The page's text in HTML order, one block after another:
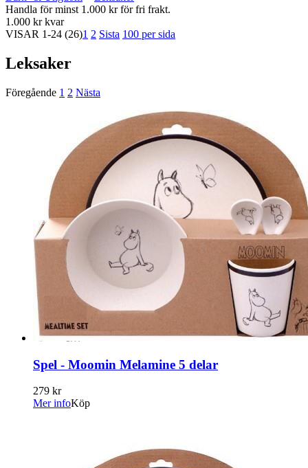
Handla för minst 1.000 kr för fri frakt.
1.000 kr kvar
VISAR 1-24 (26)1 2 Sista 100 per sida
Leksaker
Föregående 1 2 Nästa
Spel - Moomin Melamine 5 delar
279 kr
Mer infoKöp